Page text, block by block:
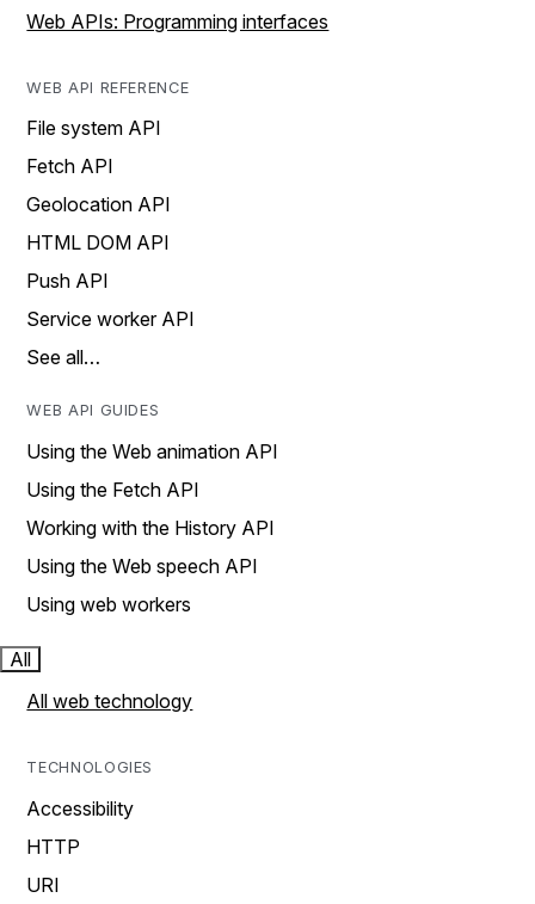
Web APIs: Programming interfaces
WEB API REFERENCE
File system API
Fetch API
Geolocation API
HTML DOM API
Push API
Service worker API
See all…
WEB API GUIDES
Using the Web animation API
Using the Fetch API
Working with the History API
Using the Web speech API
Using web workers
All
All web technology
TECHNOLOGIES
Accessibility
HTTP
URI